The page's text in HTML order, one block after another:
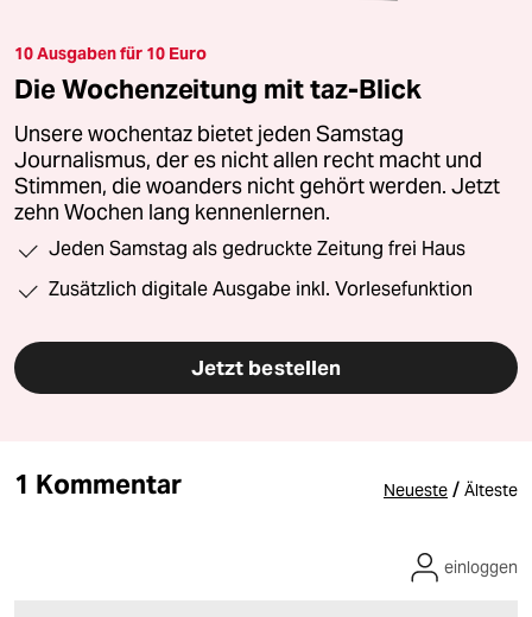
10 Ausgaben für 10 Euro
Die Wochenzeitung mit taz-Blick
Unsere wochentaz bietet jeden Samstag
Journalismus, der es nicht allen recht macht und
Stimmen, die woanders nicht gehört werden. Jetzt
zehn Wochen lang kennenlernen.
Jeden Samstag als gedruckte Zeitung frei Haus
Zusätzlich digitale Ausgabe inkl. Vorlesefunktion
Jetzt bestellen
1 Kommentar Neueste / Älteste
einloggen